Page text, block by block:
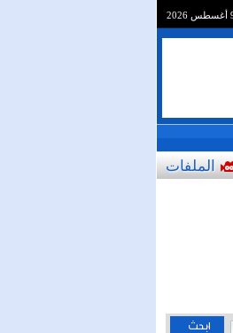
الملفات